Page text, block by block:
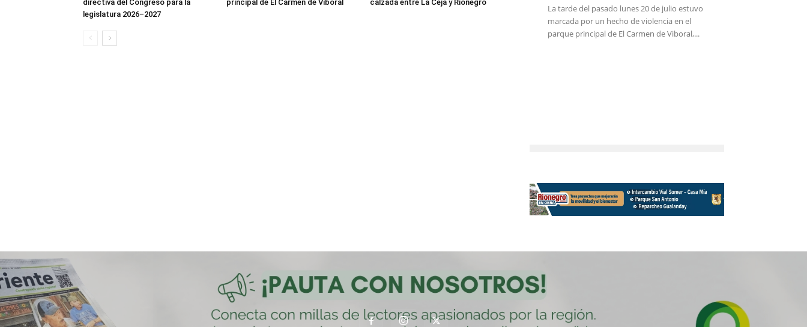
directiva del Congreso para la
legislatura 2026–2027
principal de El Carmen de Viboral
calzada entre La Ceja y Rionegro
La tarde del pasado lunes 20 de julio estuvo
marcada por un hecho de violencia en el
parque principal de El Carmen de Viboral,...